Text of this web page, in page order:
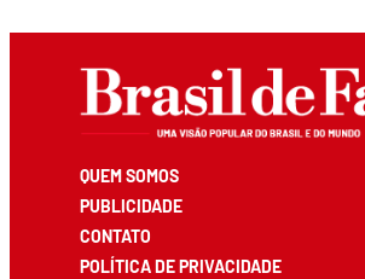
QUEM SOMOS
PUBLICIDADE
CONTATO
POLÍTICA DE PRIVACIDADE